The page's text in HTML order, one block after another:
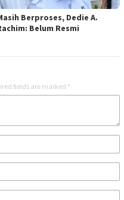
Berproses, Dedie A.
Belum Resmi
fields are marked *